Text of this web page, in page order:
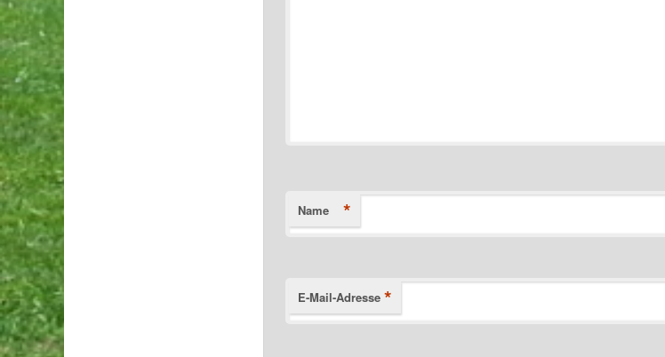
Name *
E-Mail-Adresse *